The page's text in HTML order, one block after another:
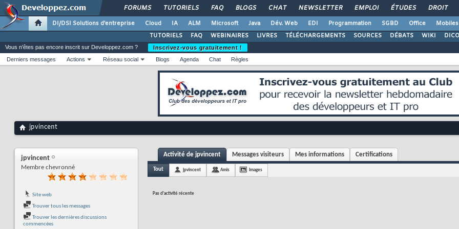
FORUMS TUTORIELS FAQ BLOGS CHAT NEWSLETTER EMPLOI ÉTUDES DROIT
DI/DSI Solutions d'entreprise Cloud IA ALM Microsoft Java Dév. Web EDI Programmation SGBD Office
Mobiles
TUTORIELS
FAQ WEBINAIRES LIVRES TÉLÉCHARGEMENTS SOURCES DÉBATS WIKI DICO
Vous n'êtes pas encore inscrit sur Developpez.com ?
Inscrivez-vous gratuitement !
Derniers messages
Actions Réseau social Blogs Agenda Chat Règles
jpvincent
jpvincent
Membre chevronné
Site web
Trouver tous les messages
Trouver les dernières discussions
commencées
Activité de jpvincent Messages visiteurs Mes informations Certifications
Tout jpvincent Amis Images
Pas d'activité récente